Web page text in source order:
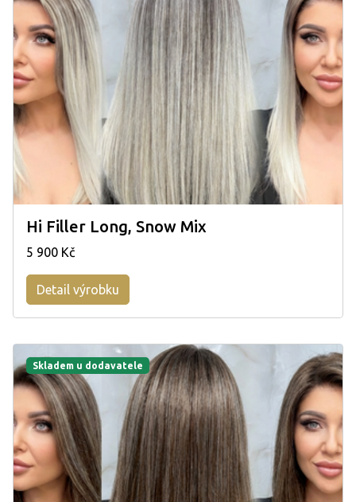
Hi Filler Long, Snow Mix
5 900 Kč
Detail výrobku
Skladem u dodavatele